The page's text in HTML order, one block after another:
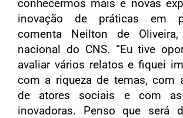
conhecermos mais e novas
inovação de práticas em
comenta Neilton de Oliveira,
nacional do CNS. “Eu tive
avaliar vários relatos e fiquei
com a riqueza de temas, com
de atores sociais e com as
inovadoras. Penso que será